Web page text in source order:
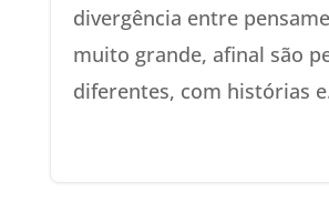
divergência entre
muito grande, afinal são
diferentes, com histórias